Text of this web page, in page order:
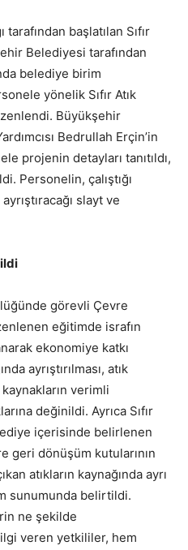
başlatılan Sıfır
Belediyesi tarafından
belediye birim
yönelik Sıfır Atık
Büyükşehir
Bedrullah Erçin’in
projenin detayları tanıtıldı,
Personelin, çalıştığı
slayt ve
görevli Çevre
eğitimde israfın
ekonomiye katkı
ayrıştırılması, atık
kaynakların verimli
değinildi. Ayrıca Sıfır
içerisinde belirlenen
geri dönüşüm kutularının
atıkların kaynağında ayrı
sunumunda belirtildi.
ne şekilde
veren yetkililer, hem